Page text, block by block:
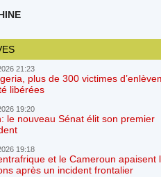
21:23
plus de 300 victimes
libérées
19:20
le nouveau Sénat élit son premier
19:18
et le Cameroun apaisent
après un incident frontalier